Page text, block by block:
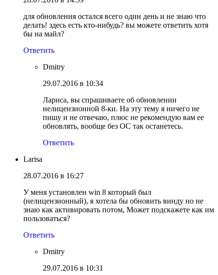
для обновления остался всего один день и не знаю что
делать! здесь есть кто-нибудь? вы можете ответить хотя
бы на майл?
Ответить
Dmitry
29.07.2016 в 10:34
Лариса, вы спрашиваете об обновлении
нелицензионной 8-ки. На эту тему я ничего не
пишу и не отвечаю, плюс не рекомендую вам ее
обновлять, вообще без ОС так останетесь.
Ответить
Larisa
28.07.2016 в 16:27
У меня установлен win 8 который был
(нелицензионный), я хотела бы обновить винду но не
знаю как активировать потом, Может подскажете как им
пользоваться?
Ответить
Dmitry
29.07.2016 в 10:31